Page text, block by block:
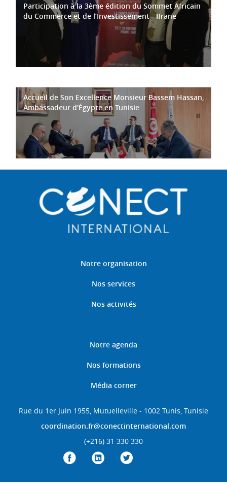
Participation à la 3ème édition du Sommet Africain
du Commerce et de l’Investissement - Ifrane
Accueil de Son Excellence Monsieur Bassem Hassan,
Ambassadeur d'Égypte en Tunisie
Notre organisation
Nos services
Nos activités
Notre agenda
Nos formations
Média corner
Rue du 1er Juin 1955, Mutuelleville - 1002 Tunis, Tunisie
coordination.fr@conectinternational.com
(+216) 31 330 330